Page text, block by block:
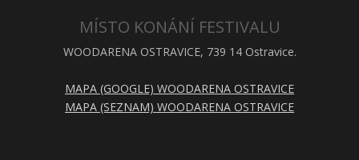
MÍSTO KONÁNÍ FESTIVALU
WOODARENA OSTRAVICE, 739 14 Ostravice.
MAPA (GOOGLE) WOODARENA OSTRAVICE
MAPA (SEZNAM) WOODARENA OSTRAVICE